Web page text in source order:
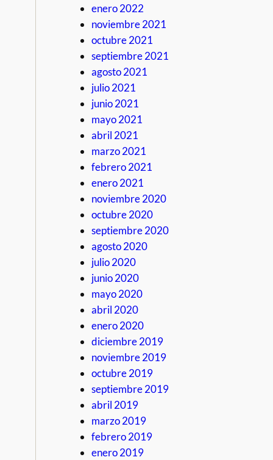
enero 2022
noviembre 2021
octubre 2021
septiembre 2021
agosto 2021
julio 2021
junio 2021
mayo 2021
abril 2021
marzo 2021
febrero 2021
enero 2021
noviembre 2020
octubre 2020
septiembre 2020
agosto 2020
julio 2020
junio 2020
mayo 2020
abril 2020
enero 2020
diciembre 2019
noviembre 2019
octubre 2019
septiembre 2019
abril 2019
marzo 2019
febrero 2019
enero 2019